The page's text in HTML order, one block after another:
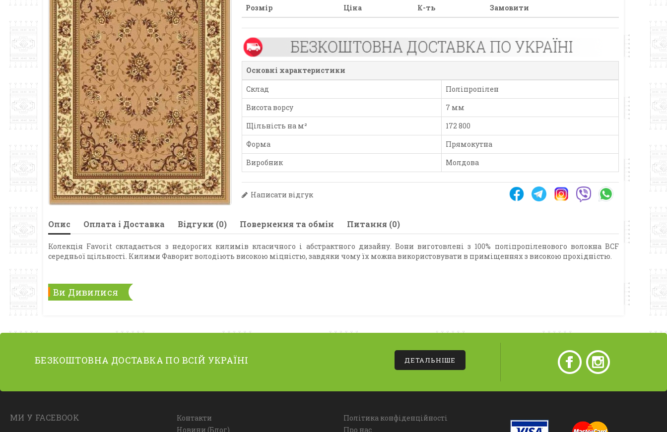
Розмір Ціна К-ть Замовити
Основні характеристики
Склад
Поліпропілен
Висота ворсу
7 мм
Щільність на м²
172 800
Форма
Прямокутна
Виробник
Молдова
Написати відгук
Опис Оплата і Доставка Відгуки (0) Повернення та обмін Питання (0)
Колекція Favorit складається з недорогих килимів класичного і абстрактного дизайну. Вони виготовлені з 100% поліпропіленового волокна BCF
середньої щільності. Килими Фаворит володіють високою міцністю, завдяки чому їх можна використовувати в приміщеннях з високою прохідністю.
Ви Дивилися
БЕЗКОШТОВНА ДОСТАВКА ПО ВСІЙ УКРАЇНІ ДЕТАЛЬНІШЕ
МИ У FACEBOOK
Контакти
Новини (Блог)
Політика конфіденційності
Про нас